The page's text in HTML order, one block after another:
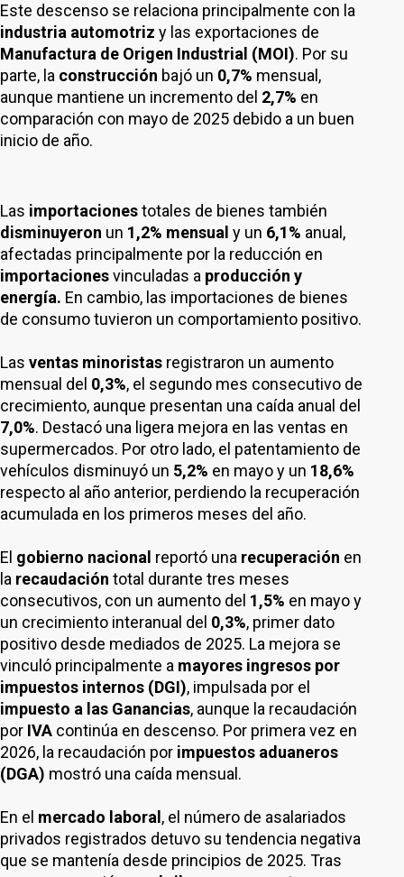
Este descenso se relaciona principalmente con la
industria automotriz y las exportaciones de
Manufactura de Origen Industrial (MOI). Por su
parte, la construcción bajó un 0,7% mensual,
aunque mantiene un incremento del 2,7% en
comparación con mayo de 2025 debido a un buen
inicio de año.
Las importacionestotales de bienes también
disminuyeron un 1,2% mensual y un 6,1% anual,
afectadas principalmente por la reducción en
importacionesvinculadas a producción y
energía. En cambio, las importaciones de bienes
de consumo tuvieron un comportamiento positivo.
Las ventas minoristas registraron un aumento
mensual del 0,3%, el segundo mes consecutivo de
crecimiento, aunque presentan una caída anual del
7,0%. Destacó una ligera mejora en las ventas en
supermercados. Por otro lado, el patentamiento de
vehículos disminuyó un 5,2% en mayo y un 18,6%
respecto al año anterior, perdiendo la recuperación
acumulada en los primeros meses del año.
El gobierno nacional reportó una recuperación en
la recaudación total durante tres meses
consecutivos, con un aumento del 1,5% en mayo y
un crecimiento interanual del 0,3%, primer dato
positivo desde mediados de 2025. La mejora se
vinculó principalmente a mayores ingresos por
impuestos internos (DGI), impulsada por el
impuesto a las Ganancias, aunque la recaudación
por IVA continúa en descenso. Por primera vez en
2026, la recaudación por impuestos aduaneros
(DGA) mostró una caída mensual.
En el mercado laboral , el número de asalariados
privados registrados detuvo su tendencia negativa
que se mantenía desde principios de 2025. Tras